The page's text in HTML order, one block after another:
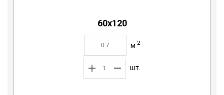
60x120
м 2
шт.